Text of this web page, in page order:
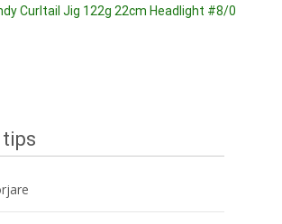
Curltail Jig 122g 22cm Headlight #8/0
tips